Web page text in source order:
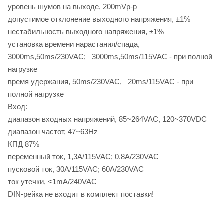
уровень шумов на выходе, 200mVp-p
допустимое отклонение выходного напряжения, ±1%
нестабильность выходного напряжения, ±1%
установка времени нарастания/спада,
3000ms,50ms/230VAC; 3000ms,50ms/115VAC - при полной
нагрузке
время удержания, 50ms/230VAC, 20ms/115VAC - при
полной нагрузке
Вход:
диапазон входных напряжений, 85~264VAC, 120~370VDC
диапазон частот, 47~63Hz
КПД 87%
переменный ток, 1,3А/115VAC; 0.8A/230VAC
пусковой ток, 30А/115VAC; 60A/230VAC
ток утечки, <1mА/240VAC
DIN-рейка не входит в комплект поставки!